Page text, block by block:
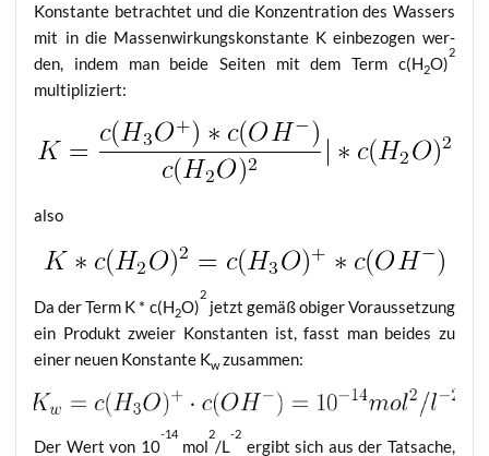
Kon­stan­te betrach­tet und die Kon­zen­tra­ti­on des Was­sers
mit in die Mas­sen­wir­kungs­kon­stan­te K ein­be­zo­gen wer­
den, indem man bei­de Sei­ten mit dem Term c(H2O)
2
multipliziert:
also
Da der Term K * c(H2O)
2
jetzt gemäß obi­ger Vor­aus­set­zung
ein Pro­dukt zwei­er Kon­stan­ten ist, fasst man bei­des zu
einer neu­en Kon­stan­te Kwzusammen:
Der Wert von 10
-14
mol
2
/L
-2
ergibt sich aus der Tat­sa­che,